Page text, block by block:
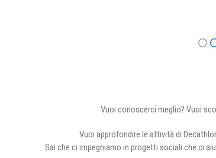
Vuoi conoscerci meglio? Vuoi
Vuoi approfondire le attività di
Sai che ci impegniamo in progetti sociali che ci